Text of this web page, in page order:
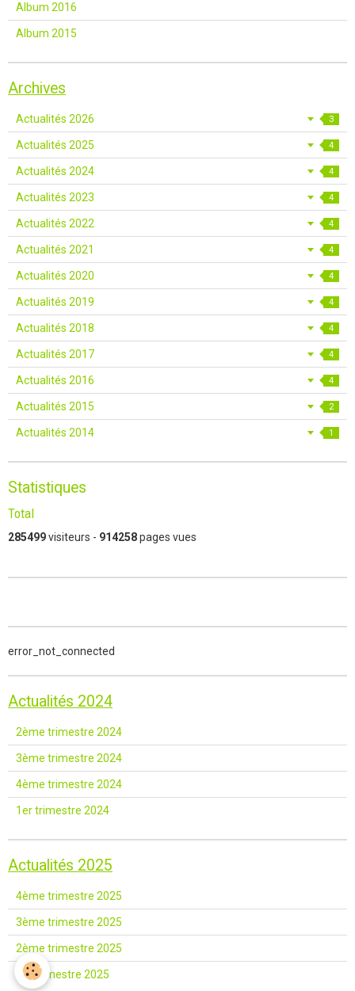
Album 2016
Album 2015
Archives
Actualités 2026 3
Actualités 2025 4
Actualités 2024 4
Actualités 2023 4
Actualités 2022 4
Actualités 2021 4
Actualités 2020 4
Actualités 2019 4
Actualités 2018 4
Actualités 2017 4
Actualités 2016 4
Actualités 2015 2
Actualités 2014 1
Statistiques
Total
285499visiteurs - 914258pages vues
error_not_connected
Actualités 2024
2ème trimestre 2024
3ème trimestre 2024
4ème trimestre 2024
1er trimestre 2024
Actualités 2025
4ème trimestre 2025
3ème trimestre 2025
2ème trimestre 2025
1er trimestre 2025